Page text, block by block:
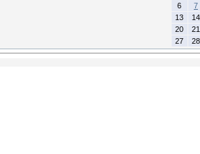
6
7
13
14
20
21
27
28